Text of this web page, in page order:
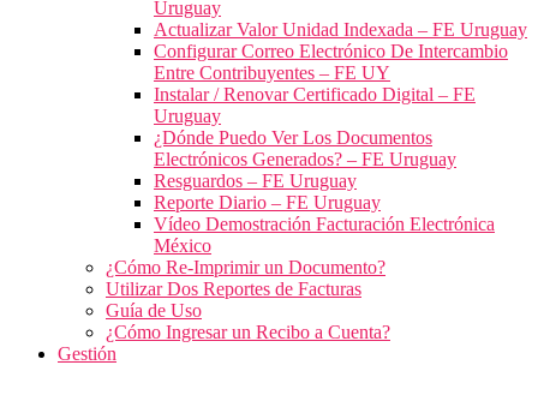
Uruguay
Actualizar Valor Unidad Indexada – FE Uruguay
Configurar Correo Electrónico De Intercambio
Entre Contribuyentes – FE UY
Instalar / Renovar Certificado Digital – FE
Uruguay
¿Dónde Puedo Ver Los Documentos
Electrónicos Generados? – FE Uruguay
Resguardos – FE Uruguay
Reporte Diario – FE Uruguay
Vídeo Demostración Facturación Electrónica
México
¿Cómo Re-Imprimir un Documento?
Utilizar Dos Reportes de Facturas
Guía de Uso
¿Cómo Ingresar un Recibo a Cuenta?
Gestión